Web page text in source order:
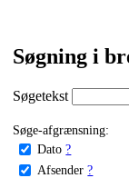
Søgning i
Søgetekst
Søge-afgrænsning:
Dato ?
Afsender ?